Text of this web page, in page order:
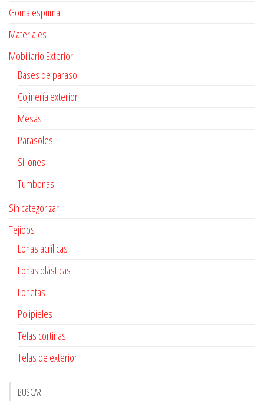
Goma espuma
Materiales
Mobiliario Exterior
Bases de parasol
Cojinería exterior
Mesas
Parasoles
Sillones
Tumbonas
Sin categorizar
Tejidos
Lonas acrílicas
Lonas plásticas
Lonetas
Polipieles
Telas cortinas
Telas de exterior
BUSCAR